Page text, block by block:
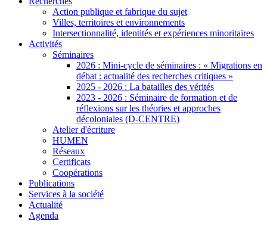
Action publique et fabrique du sujet
Villes, territoires et environnements
Intersectionnalité, identités et expériences minoritaires
Activités
Séminaires
2026 : Mini-cycle de séminaires : « Migrations en
débat : actualité des recherches critiques »
2025 - 2026 : La batailles des vérités
2023 - 2026 : Séminaire de formation et de
réflexions sur les théories et approches
décoloniales (D-CENTRE)
Atelier d'écriture
HUMEN
Réseaux
Certificats
Coopérations
Publications
Services à la société
Actualité
Agenda